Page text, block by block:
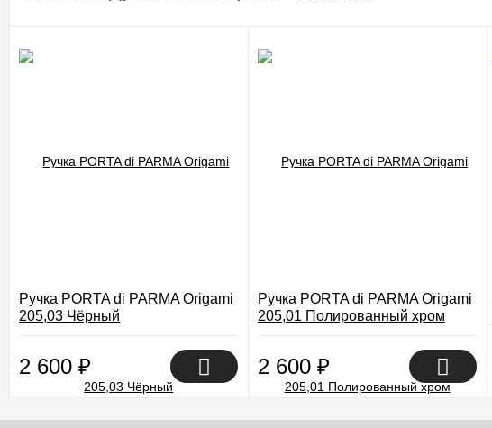
Ручка PORTA di PARMA Origami
205,03 Чёрный
2 600 ₽
Ручка PORTA di PARMA Origami
205,01 Полированный хром
2 600 ₽